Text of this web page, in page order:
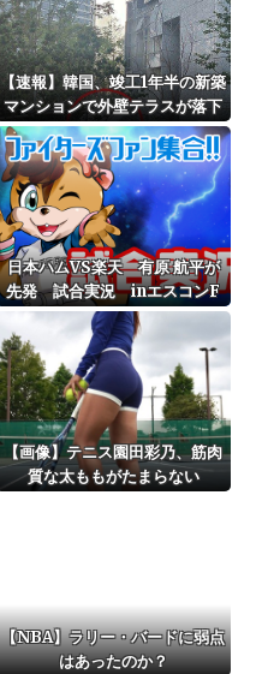
【速報】韓国、竣工1年半の新築
マンションで外壁テラスが落下
という信じられない後進国建築
を披露
日本ハムVS楽天 有原 航平が
先発 試合実況 inエスコンF
14:00〜
【画像】テニス園田彩乃、筋肉
質な太ももがたまらない
【NBA】ラリー・バードに弱点
はあったのか？